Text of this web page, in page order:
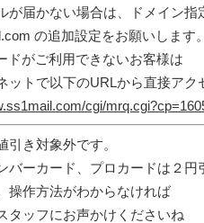
が届かない場合は、ドメイン指
の追加設定をお願いします。
ドがご利用できないお客様は
ットで以下のURLから直接アク
cgi/
引き対象外です。
バーカード、プロカードは２円
操作方法がわからなければ
タッフにお声かけくださいね